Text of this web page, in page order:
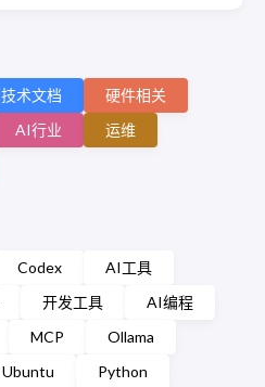
技术文档
硬件相关
AI行业
运维
Codex
AI工具
开发工具
AI编程
MCP
Ollama
Ubuntu Python